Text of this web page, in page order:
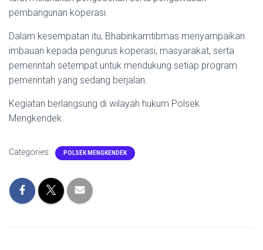
pembangunan koperasi.
Dalam kesempatan itu, Bhabinkamtibmas menyampaikan
imbauan kepada pengurus koperasi, masyarakat, serta
pemerintah setempat untuk mendukung setiap program
pemerintah yang sedang berjalan.
Kegiatan berlangsung di wilayah hukum Polsek
Mengkendek.
Categories: POLSEK MENGKENDEK